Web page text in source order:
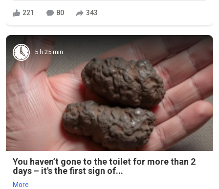
221 80 343
5 h 25 min
You haven’t gone to the toilet for more than 2
days – it's the first sign of...
More